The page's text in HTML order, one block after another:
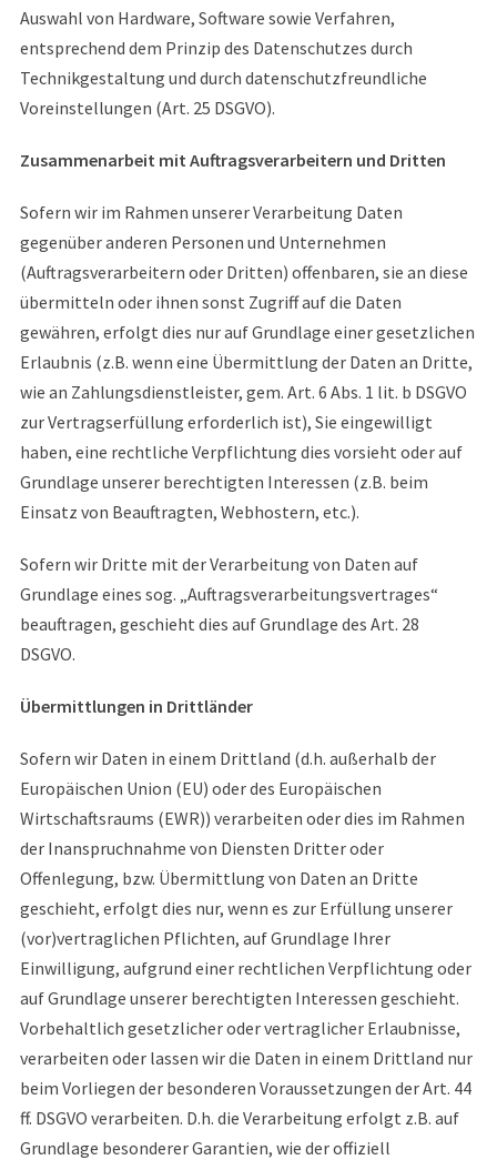
Auswahl von Hardware, Software sowie Verfahren,
entsprechend dem Prinzip des Datenschutzes durch
Technikgestaltung und durch datenschutzfreundliche
Voreinstellungen (Art. 25 DSGVO).
Zusammenarbeit mit Auftragsverarbeitern und Dritten
Sofern wir im Rahmen unserer Verarbeitung Daten
gegenüber anderen Personen und Unternehmen
(Auftragsverarbeitern oder Dritten) offenbaren, sie an diese
übermitteln oder ihnen sonst Zugriff auf die Daten
gewähren, erfolgt dies nur auf Grundlage einer gesetzlichen
Erlaubnis (z.B. wenn eine Übermittlung der Daten an Dritte,
wie an Zahlungsdienstleister, gem. Art. 6 Abs. 1 lit. b DSGVO
zur Vertragserfüllung erforderlich ist), Sie eingewilligt
haben, eine rechtliche Verpflichtung dies vorsieht oder auf
Grundlage unserer berechtigten Interessen (z.B. beim
Einsatz von Beauftragten, Webhostern, etc.).
Sofern wir Dritte mit der Verarbeitung von Daten auf
Grundlage eines sog. „Auftragsverarbeitungsvertrages“
beauftragen, geschieht dies auf Grundlage des Art. 28
DSGVO.
Übermittlungen in Drittländer
Sofern wir Daten in einem Drittland (d.h. außerhalb der
Europäischen Union (EU) oder des Europäischen
Wirtschaftsraums (EWR)) verarbeiten oder dies im Rahmen
der Inanspruchnahme von Diensten Dritter oder
Offenlegung, bzw. Übermittlung von Daten an Dritte
geschieht, erfolgt dies nur, wenn es zur Erfüllung unserer
(vor)vertraglichen Pflichten, auf Grundlage Ihrer
Einwilligung, aufgrund einer rechtlichen Verpflichtung oder
auf Grundlage unserer berechtigten Interessen geschieht.
Vorbehaltlich gesetzlicher oder vertraglicher Erlaubnisse,
verarbeiten oder lassen wir die Daten in einem Drittland nur
beim Vorliegen der besonderen Voraussetzungen der Art. 44
ff. DSGVO verarbeiten. D.h. die Verarbeitung erfolgt z.B. auf
Grundlage besonderer Garantien, wie der offiziell